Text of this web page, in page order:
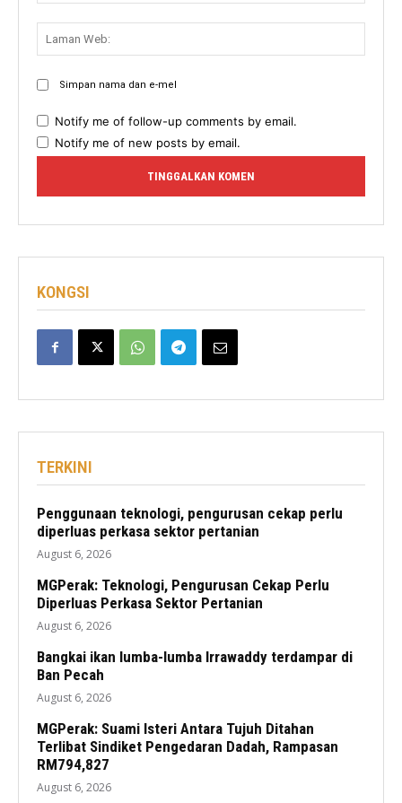
Simpan nama dan e-mel
Notify me of follow-up comments by email.
Notify me of new posts by email.
KONGSI
TERKINI
Penggunaan teknologi, pengurusan cekap perlu
diperluas perkasa sektor pertanian
August 6, 2026
MGPerak: Teknologi, Pengurusan Cekap Perlu
Diperluas Perkasa Sektor Pertanian
August 6, 2026
Bangkai ikan lumba-lumba Irrawaddy terdampar di
Ban Pecah
August 6, 2026
MGPerak: Suami Isteri Antara Tujuh Ditahan
Terlibat Sindiket Pengedaran Dadah, Rampasan
RM794,827
August 6, 2026